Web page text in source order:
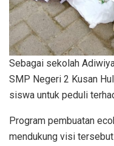
Sebagai sekolah
SMP Negeri 2 Kusan
siswa untuk peduli
Program pembuatan
mendukung visi